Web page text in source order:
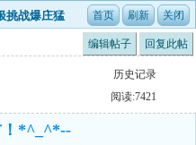
挑战爆庄猛
编辑帖子 回复此帖
历史记录
阅读:7421
！*^_^*--